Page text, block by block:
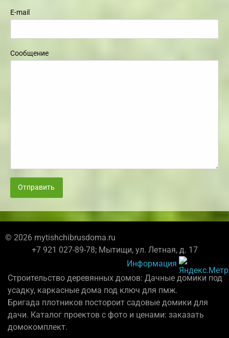
E-mail
Сообщение
Отправить
© 2026 mytishchibrusdoma.ru
+7 921 027-89-78; Мытищи, ул. Летная, д. 17
Информация
Строительство деревянных домов: Дачные домики под
усадку, каркасные дома под ключ для пмж.
Бригада плотников постороит садовые домики для
дачи. Каталог проектов с фото и ценами: заказать
домокомплект.